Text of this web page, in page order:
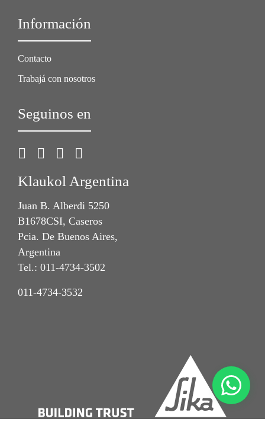
Información
Contacto
Trabajá con nosotros
Seguinos en
Klaukol Argentina
Juan B. Alberdi 5250
B1678CSI, Caseros
Pcia. De Buenos Aires,
Argentina
Tel.: 011-4734-3502
011-4734-3532